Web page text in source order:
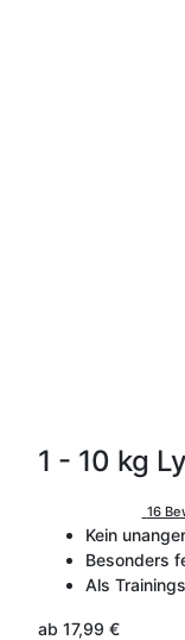
1 - 10 kg
16
Kein
Besonders
Als
ab 17,99 €